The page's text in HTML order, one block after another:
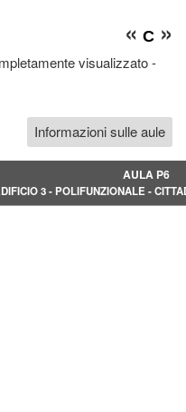
« C »
visualizzato -
Informazioni sulle aule
AULA P6
3 - POLIFUNZIONALE -